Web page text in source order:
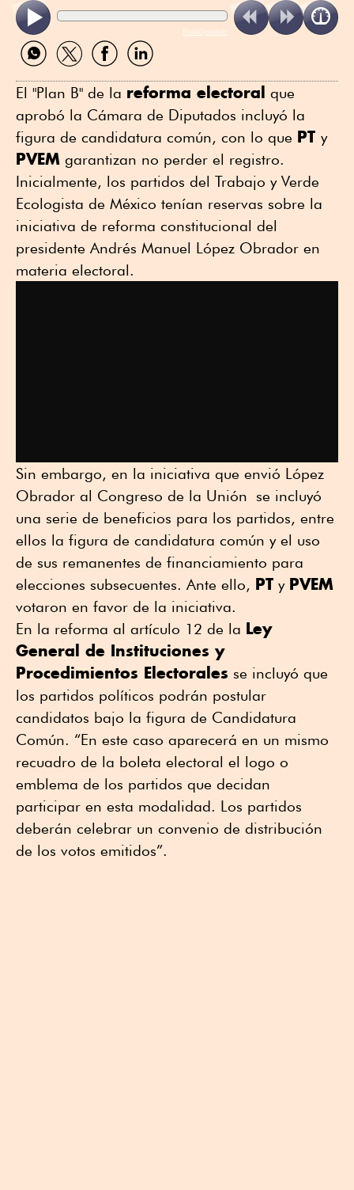
ReadSpeaker
Compartir
por
Compartir
por
Compartir
por
Compartir
por
El "Plan B" de la reforma electoral que
aprobó la Cámara de Diputados incluyó la
figura de candidatura común, con lo que PT y
PVEM garantizan no perder el registro.
Inicialmente, los partidos del Trabajo y Verde
Ecologista de México tenían reservas sobre la
iniciativa de reforma constitucional del
presidente Andrés Manuel López Obrador en
materia electoral.
Sin embargo, en la iniciativa que envió López
Obrador al Congreso de la Unión se incluyó
una serie de beneficios para los partidos, entre
ellos la figura de candidatura común y el uso
de sus remanentes de financiamiento para
elecciones subsecuentes. Ante ello, PT y PVEM
votaron en favor de la iniciativa.
En la reforma al artículo 12 de la Ley
General de Instituciones y
Procedimientos Electorales se incluyó que
los partidos políticos podrán postular
candidatos bajo la figura de Candidatura
Común. “En este caso aparecerá en un mismo
recuadro de la boleta electoral el logo o
emblema de los partidos que decidan
participar en esta modalidad. Los partidos
deberán celebrar un convenio de distribución
de los votos emitidos”.